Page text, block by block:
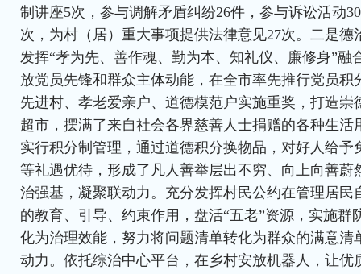
制讲座5次，参与调解矛盾纠纷26件，参与诉讼活动
次，为村（居）重大事项提供法律意见27次。二是
发挥“孝为先、善作魂、勤为本、知礼仪、廉修身”融
放党员先锋和群众主体动能，在全市率先推行党员积
先进村、孝老爱亲户、道德模范户实施重奖，打造崇
超市，摆满了来自社会各界慈善人士捐赠的各种生活
实行积分制管理，通过道德积分换物品，对好人给予
等礼遇优待，形成了凡人善举层出不穷、向上向善蔚
治强基，凝聚联动力。充分发挥村民公约在管理居民
的教育、引导、约束作用，盘活“五老”资源，实施群
化为治理效能，努力将问题清单转化为群众的满意清
动力。依托综治中心平台，在乡村安放机器人，让优